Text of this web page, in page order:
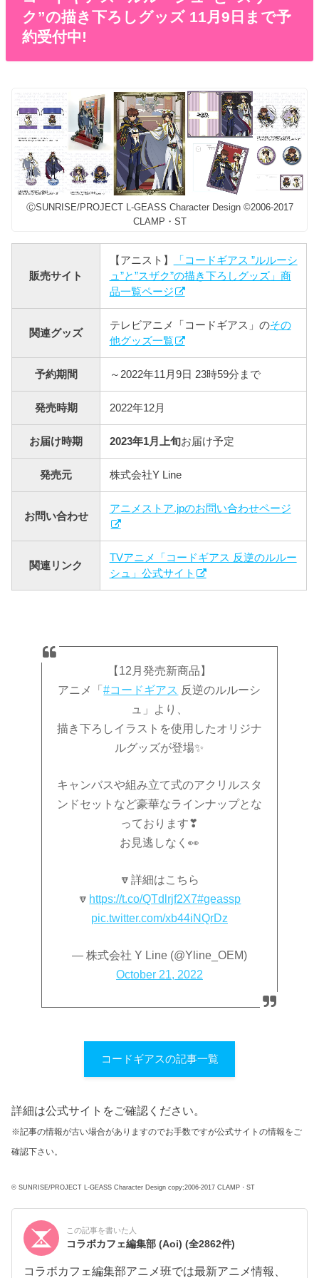
ク”の描き下ろしグッズ 11月9日まで予
約受付中!
ⒸSUNRISE/PROJECT L-GEASS Character Design ©2006-2017
CLAMP・ST
販売サイト
【アニスト】
「コードギアス ”ルルーシ
ュ”と”スザク”の描き下ろしグッズ」商
品一覧ページ
関連グッズ
テレビアニメ「コードギアス」のその
他グッズ一覧
予約期間 ～2022年11月9日 23時59分まで
発売時期 2022年12月
お届け時期 2023年1月上旬お届け予定
発売元 株式会社Y Line
お問い合わせ
アニメストア.jpのお問い合わせページ
関連リンク
TVアニメ「コードギアス 反逆のルルー
シュ」公式サイト
【12月発売新商品】
アニメ「#コードギアス 反逆のルルーシ
ュ」より、
描き下ろしイラストを使用したオリジナ
ルグッズが登場✨
キャンバスや組み立て式のアクリルスタ
ンドセットなど豪華なラインナップとな
っております❣
お見逃しなく👀
🔽詳細はこちら
🔽 https://t.co/QTdlrjf2X7#geassp
pic.twitter.com/xb44iNQrDz
— 株式会社 Y Line (@Yline_OEM)
October 21, 2022
コードギアスの記事一覧
詳細は公式サイトをご確認ください。
※記事の情報が古い場合がありますのでお手数ですが公式サイトの情報をご
確認下さい。
© SUNRISE/PROJECT L-GEASS Character Design copy;2006-2017 CLAMP・ST
この記事を書いた人
コラボカフェ編集部 (Aoi)(全2862件)
コラボカフェ編集部アニメ班では最新アニメ情報、